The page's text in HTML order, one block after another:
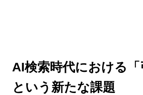
AI検索時代における「
という新たな課題